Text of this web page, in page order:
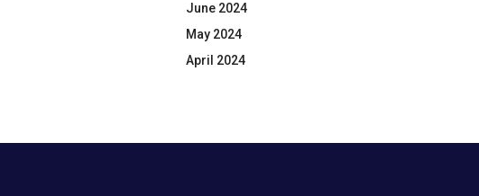
June 2024
May 2024
April 2024